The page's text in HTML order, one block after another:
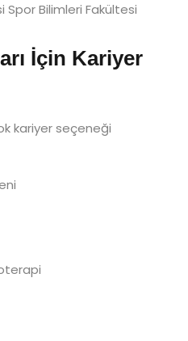
Bilimleri Fakültesi
İçin Kariyer
kariyer seçeneği